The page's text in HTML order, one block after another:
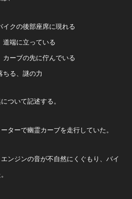
クの後部座席に現れる
道端に立っている
ーブの先に佇んでいる
ちる、謎の力
ついて記述する。
ターで幽霊カーブを走行していた。
ンジンの音が不自然にくぐもり、バイ